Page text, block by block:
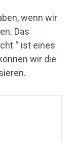
wenn wir
Das
“ ist eines
wir die